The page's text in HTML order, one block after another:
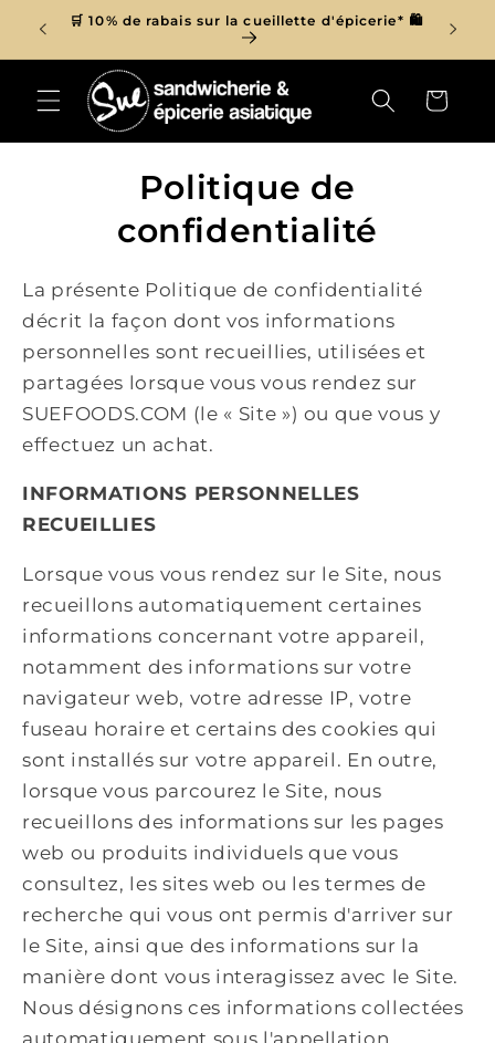
passer
contenu
150$ 🛒 10% de rabais sur la cueillette d'épicerie* 🛍
Panier
Politique de
confidentialité
La présente Politique de confidentialité
décrit la façon dont vos informations
personnelles sont recueillies, utilisées et
partagées lorsque vous vous rendez sur
SUEFOODS.COM (le « Site ») ou que vous y
effectuez un achat.
INFORMATIONS PERSONNELLES
RECUEILLIES
Lorsque vous vous rendez sur le Site, nous
recueillons automatiquement certaines
informations concernant votre appareil,
notamment des informations sur votre
navigateur web, votre adresse IP, votre
fuseau horaire et certains des cookies qui
sont installés sur votre appareil. En outre,
lorsque vous parcourez le Site, nous
recueillons des informations sur les pages
web ou produits individuels que vous
consultez, les sites web ou les termes de
recherche qui vous ont permis d'arriver sur
le Site, ainsi que des informations sur la
manière dont vous interagissez avec le Site.
Nous désignons ces informations collectées
automatiquement sous l'appellation